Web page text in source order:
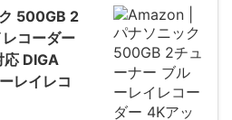
500GB 2
コーダー
DIGA
レイレコ